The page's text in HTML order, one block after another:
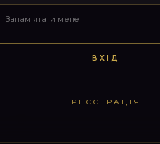
Запам'ятати мене
ВХІД
РЕЄСТРАЦІЯ